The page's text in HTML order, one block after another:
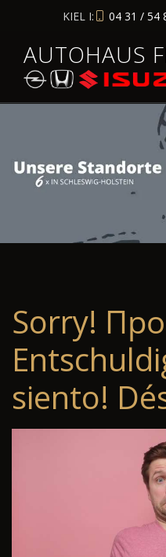
KIEL I: 04 31 / 54
AUTOHAUS
Sorry!
siento!